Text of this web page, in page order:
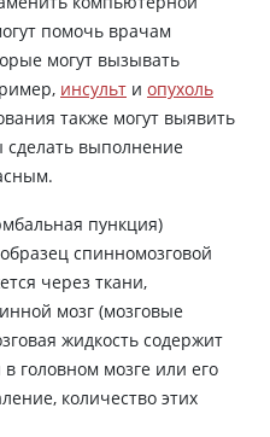
помочь врачам
могут вызывать
инсульт и опухоль
также могут выявить
выполнение
пункция)
спинномозговой
через ткани,
мозг (мозговые
жидкость содержит
головном мозге или его
количество этих